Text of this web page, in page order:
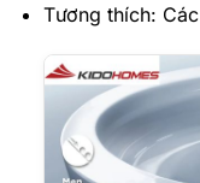
Tương thích: